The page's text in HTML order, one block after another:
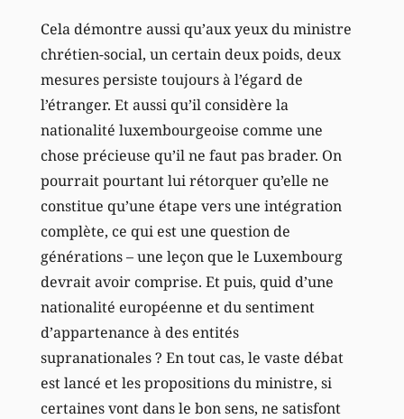
Cela démontre aussi qu’aux yeux du ministre
chrétien-social, un certain deux poids, deux
mesures persiste toujours à l’égard de
l’étranger. Et aussi qu’il considère la
nationalité luxembourgeoise comme une
chose précieuse qu’il ne faut pas brader. On
pourrait pourtant lui rétorquer qu’elle ne
constitue qu’une étape vers une intégration
complète, ce qui est une question de
générations – une leçon que le Luxembourg
devrait avoir comprise. Et puis, quid d’une
nationalité européenne et du sentiment
d’appartenance à des entités
supranationales ? En tout cas, le vaste débat
est lancé et les propositions du ministre, si
certaines vont dans le bon sens, ne satisfont